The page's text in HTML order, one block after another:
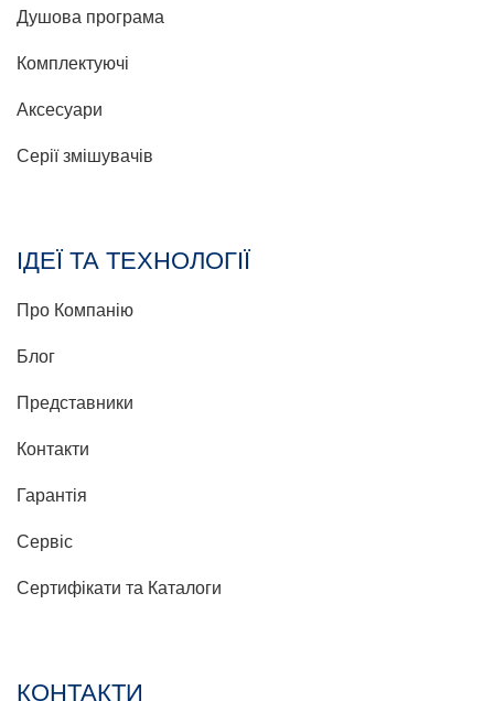
Душова програма
Комплектуючі
Аксесуари
Серії змішувачів
ІДЕЇ ТА ТЕХНОЛОГІЇ
Про Компанію
Блог
Представники
Контакти
Гарантія
Сервіс
Сертифікати та Каталоги
КОНТАКТИ